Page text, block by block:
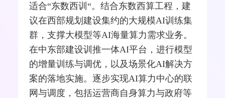
适合“东数西训“。结合东数西算工程，建
议在西部规划建设集约的大规模AI训练集
群，支撑大模型等AI海量算力需求业务。
在中东部建设训推一体AI平台，进行模型
的增量训练与调优，以及场景化AI解决方
案的落地实施。逐步实现AI算力中心的联
网与调度，包括运营商自身算力与政府等